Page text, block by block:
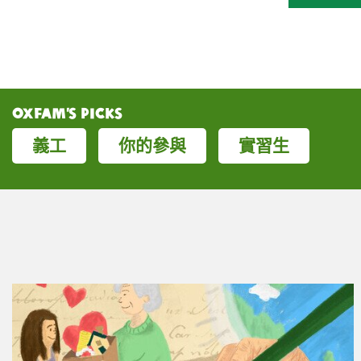
Oxfam’s Picks
義工
你的參與 實習生